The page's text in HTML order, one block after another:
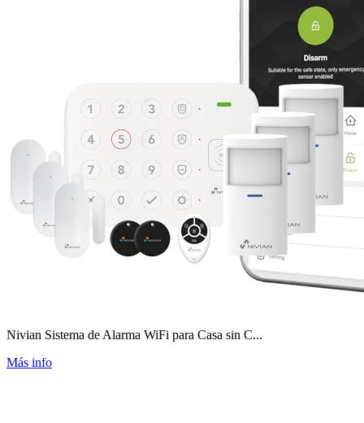
Nivian Sistema de Alarma WiFi para Casa sin C...
Más info